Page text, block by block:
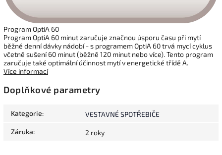
Program OptiA 60
Program OptiA 60 minut zaručuje značnou úsporu času při mytí
běžné denní dávky nádobí - s programem OptiA 60 trvá mycí cyklus
včetně sušení 60 minut (běžně 120 minut nebo více). Tento program
zaručuje také optimální účinnost mytí v energetické třídě A.
Více informací
Doplňkové parametry
Kategorie: VESTAVNÉ SPOTŘEBIČE
Záruka: 2 roky